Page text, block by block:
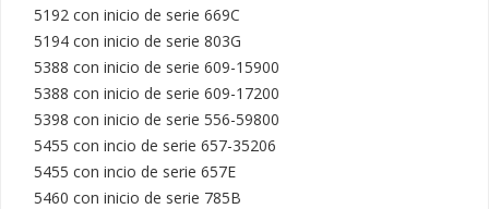
5192 con inicio de serie 669C
5194 con inicio de serie 803G
5388 con inicio de serie 609-15900
5388 con inicio de serie 609-17200
5398 con inicio de serie 556-59800
5455 con incio de serie 657-35206
5455 con incio de serie 657E
5460 con inicio de serie 785B